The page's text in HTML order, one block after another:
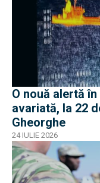
O nouă alertă
avariată, la 22
Gheorghe
24 IULIE 2026